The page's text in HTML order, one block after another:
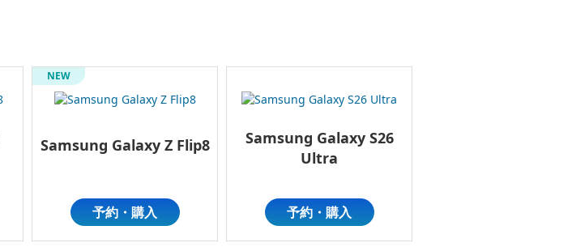
NEW
Samsung Galaxy Z Flip8
予約・購入
Samsung Galaxy S26
Ultra
予約・購入